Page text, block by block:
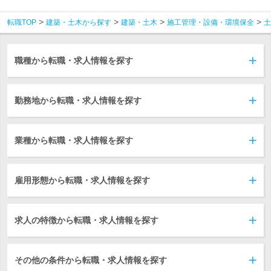
転職TOP 建築・土木から探す 建築・土木 施工管理・設備・環境保全
職種から転職・求人情報を探す
勤務地から転職・求人情報を探す
業種から転職・求人情報を探す
雇用形態から転職・求人情報を探す
求人の特徴から転職・求人情報を探す
その他の条件から転職・求人情報を探す